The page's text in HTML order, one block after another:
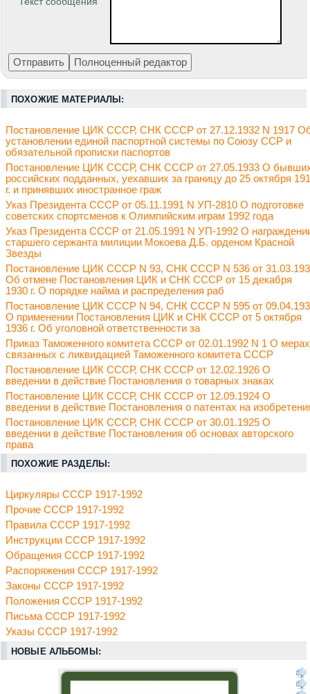
ПОХОЖИЕ МАТЕРИАЛЫ:
Постановление ЦИК СССР, СНК СССР от 27.12.1932 N 1917
установлении единой паспортной системы по Союзу ССР и
обязательной прописки паспортов
Постановление ЦИК СССР, СНК СССР от 27.05.1933 О
российских подданных, уехавших за границу до 25 октября
г. и принявших иностранное граж
Указ Президента СССР от 05.11.1991 N УП-2810 О подготовке
советских спортсменов к Олимпийским играм 1992 года
Указ Президента СССР от 21.05.1991 N УП-1992 О
старшего сержанта милиции Мокоева Д.Б. орденом Красной
Звезды
Постановление ЦИК СССР N 93, СНК СССР N 536 от
Об отмене Постановления ЦИК и СНК СССР от 15 декабря
1930 г. О порядке найма и распределения раб
Постановление ЦИК СССР N 94, СНК СССР N 595 от
О применении Постановления ЦИК и СНК СССР от 5 октября
1936 г. Об уголовной ответственности за
Приказ Таможенного комитета СССР от 02.01.1992 N 1 О
связанных с ликвидацией Таможенного комитета СССР
Постановление ЦИК СССР, СНК СССР от 12.02.1926 О
введении в действие Постановления о товарных знаках
Постановление ЦИК СССР, СНК СССР от 12.09.1924 О
введении в действие Постановления о патентах на
Постановление ЦИК СССР, СНК СССР от 30.01.1925 О
введении в действие Постановления об основах авторского
права
ПОХОЖИЕ РАЗДЕЛЫ:
Циркуляры СССР 1917-1992
Прочие СССР 1917-1992
Правила СССР 1917-1992
Инструкции СССР 1917-1992
Обращения СССР 1917-1992
Распоряжения СССР 1917-1992
Законы СССР 1917-1992
Положения СССР 1917-1992
Письма СССР 1917-1992
Указы СССР 1917-1992
НОВЫЕ АЛЬБОМЫ: